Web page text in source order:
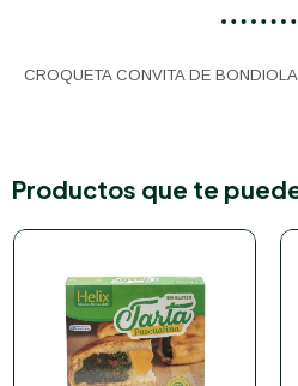
CROQUETA CONVITA DE
Productos que te